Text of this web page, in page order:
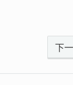
下